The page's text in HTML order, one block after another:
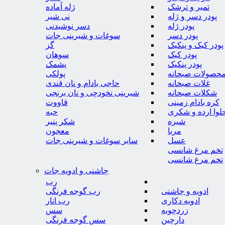
تمبر و ترشک
پودر دسر و ژله
پودر ژله
پودر دسر
پودر کیک و پنکیک
پودر کیک
پودر پنکیک
صبحانه
غلات صبحانه
شکلات صبحانه
کره بادام زمینی
ارده و شکری
شیره
مربا
عسل
تخم مرغ شانسی
تخم مرغ شانسی
ژله آماده
نی شیر
دسر نوشیدنی
سوغات و شیرینی جات
گز
سوهان
پشمک
پولکی
حاجی بادام و نان قندی
شیرینی نخودچی و نان برنجی
قاووت
حبه
شکر پنیر
معجون
سایر سوغات و شیرینی جات
چاشنی و ادویه جات
ادویه و چاشنی
ادویه دکاری
زردچوبه
دارچین
رب
رب گوجه فرنگی
رب انار
سس
سس گوجه فرنگی